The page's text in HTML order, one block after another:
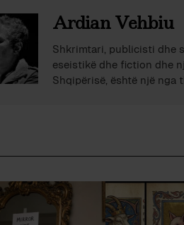
Ardian Vehbiu
Shkrimtari, publicisti dhe
eseistikë dhe fiction dhe
Shqipërisë, është një nga